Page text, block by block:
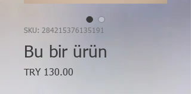
SKU: 284215376135191
Bu bir ürün
TRY 130.00